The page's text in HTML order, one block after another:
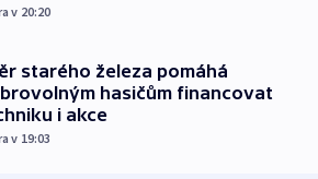
v 20:20
starého železa pomáhá
hasičům financovat
i akce
v 19:03